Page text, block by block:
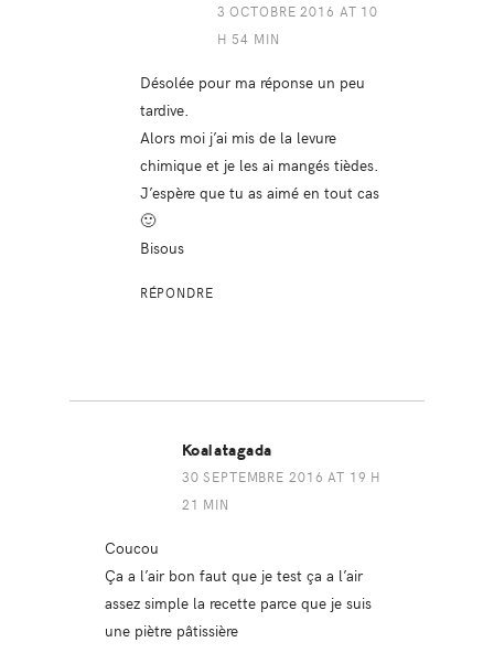
3 OCTOBRE 2016 AT 10
H 54 MIN
Désolée pour ma réponse un peu
tardive.
Alors moi j’ai mis de la levure
chimique et je les ai mangés tièdes.
J’espère que tu as aimé en tout cas
🙂
Bisous
RÉPONDRE
Koalatagada
30 SEPTEMBRE 2016 AT 19 H
21 MIN
Coucou
Ça a l’air bon faut que je test ça a l’air
assez simple la recette parce que je suis
une piètre pâtissière